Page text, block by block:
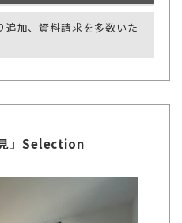
加、資料請求を多数いた
」Selection